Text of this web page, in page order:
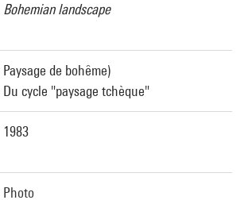
Bohemian landscape
Paysage de bohême)
Du cycle "paysage tchèque"
1983
Photo